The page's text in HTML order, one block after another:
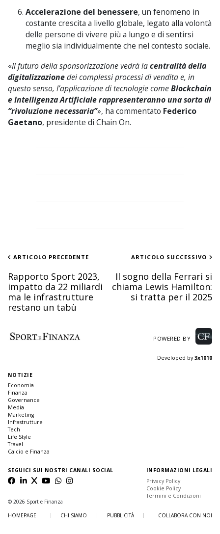
Accelerazione del benessere, un fenomeno in
costante crescita a livello globale, legato alla volontà
delle persone di vivere più a lungo e di sentirsi
meglio sia individualmente che nel contesto sociale.
«Il futuro della sponsorizzazione vedrà lacentralità della
digitalizzazionedei complessi processi di vendita e, in
questo senso, l’applicazione di tecnologie comeBlockchain
e Intelligenza Artificiale rappresenteranno una sorta di
“rivoluzione necessaria”», ha commentato Federico
Gaetano, presidente di Chain On.
ARTICOLO PRECEDENTE
Rapporto Sport 2023,
impatto da 22 miliardi
ma le infrastrutture
restano un tabù
ARTICOLO SUCCESSIVO
Il sogno della Ferrari si
chiama Lewis Hamilton:
si tratta per il 2025
POWERED BY
Developed by3x1010
NOTIZIE
Economia
Finanza
Governance
Media
Marketing
Infrastrutture
Tech
Life Style
Travel
Calcio e Finanza
SEGUICI SUI NOSTRI CANALI SOCIAL
INFORMAZIONI LEGALI
Privacy Policy
Cookie Policy
Termini e Condizioni
© 2026 Sport e Finanza
HOMEPAGE
CHI SIAMO PUBBLICITÀ COLLABORA CON NOI